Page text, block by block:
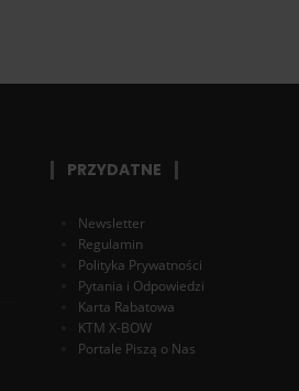
PRZYDATNE
Newsletter
Regulamin
Polityka Prywatności
Pytania i Odpowiedzi
Karta Rabatowa
KTM X-BOW
Portale Piszą o Nas